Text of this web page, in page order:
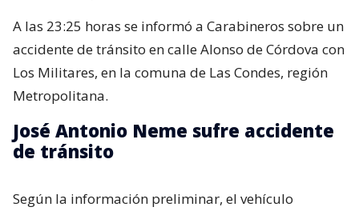
A las 23:25 horas se informó a Carabineros sobre un
accidente de tránsito en calle Alonso de Córdova con
Los Militares, en la comuna de Las Condes, región
Metropolitana.
José Antonio Neme sufre accidente
de tránsito
Según la información preliminar, el vehículo